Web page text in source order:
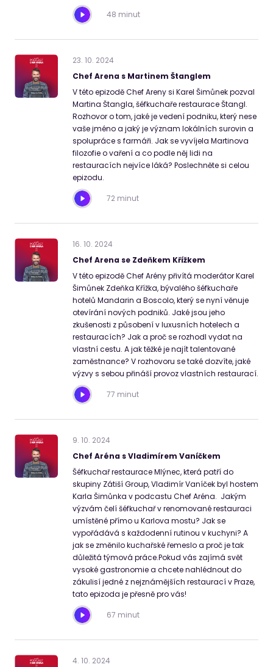
48 minut
23. 10. 2024
Chef Arena s Martinem Štanglem
V této epizodě Chef Areny si Karel Šimůnek pozval
Martina Štangla, šéfkuchaře restaurace Štangl.
Rozhovor o tom, jaké je vedení podniku, který nese
vaše jméno a jaký je význam lokálních surovin a
spolupráce s farmáři. Jak se vyvíjela Martinova
filozofie o vaření a co podle něj lidi na
restauracích nejvíce láká? Poslechněte si celou
epizodu.
72 minut
16. 10. 2024
Chef Arena se Zdeňkem Křížkem
V této epizodě Chef Arény přivítá moderátor Karel
Šimůnek Zdeňka Křížka, bývalého šéfkuchaře
hotelů Mandarin a Boscolo, který se nyní věnuje
otevírání nových podniků. Jaké jsou jeho
zkušenosti z působení v luxusních hotelech a
restauracích? Jak a proč se rozhodl vydat na
vlastní cestu. A jak těžké je najít talentované
zaměstnance? V rozhovoru se také dozvíte, jaké
výzvy s sebou přináší provoz vlastních restaurací.
77 minut
9. 10. 2024
Chef Aréna s Vladimírem Vaníčkem
Šéfkuchař restaurace Mlýnec, která patří do
skupiny Zátiší Group, Vladimír Vaníček byl hostem
Karla Šimůnka v podcastu Chef Aréna. Jakým
výzvám čelí šéfkuchař v renomované restauraci
umístěné přímo u Karlova mostu? Jak se
vypořádává s každodenní rutinou v kuchyni? A
jak se změnilo kuchařské řemeslo a proč je tak
důležitá týmová práce.Pokud vás zajímá svět
vysoké gastronomie a chcete nahlédnout do
zákulisí jedné z nejznámějších restaurací v Praze,
tato epizoda je přesně pro vás!
67 minut
4. 10. 2024